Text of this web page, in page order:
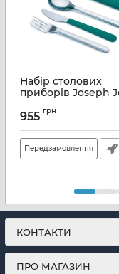
Набір столових
приборів Joseph
(81069)
Артикул:M01000585
955 грн
Передзамовлення
КОНТАКТИ
ПРО МАГАЗИН